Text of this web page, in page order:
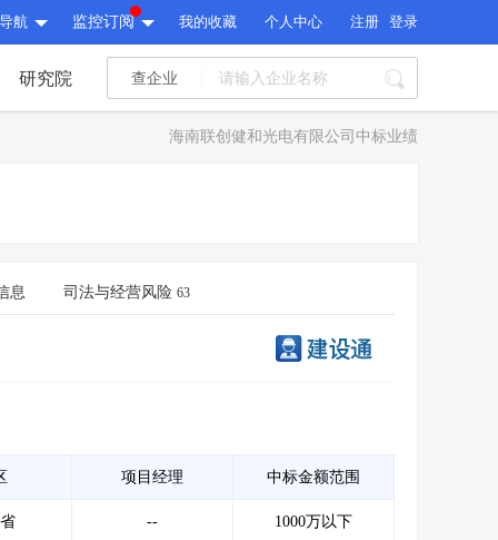
航 监控订阅 我的收藏 个人中心 注册 登录
报告
接口> 市场经营AI云平台>
服务
>
研究院 查企业
通大数据研究院
服务
海南联创健和光电有限公司中标业绩
息 司法与经营风险 63
项目经理 中标金额范围
-- 1000万以下